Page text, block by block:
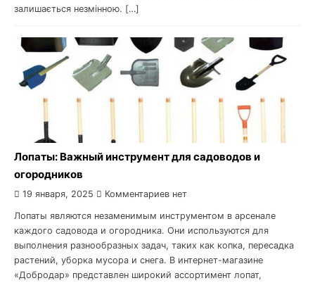
залишається незмінною. […]
Лопаты: Важный инструмент для садоводов и
огородников
19 января, 2025 Комментариев нет
Лопаты являются незаменимым инструментом в арсенале
каждого садовода и огородника. Они используются для
выполнения разнообразных задач, таких как копка, пересадка
растений, уборка мусора и снега. В интернет-магазине
«Добродар» представлен широкий ассортимент лопат,